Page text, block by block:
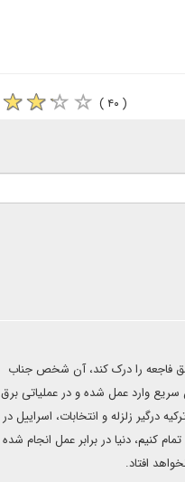
( ۴۰ )
فاجعه را درک کند، آن شخص جناب
وارد عمل شده و در عملیاتی برق
درگیر زلزله و انتخابات، اسراییل در
کنیم، دنیا در برابر عمل انجام شده
افتاد.